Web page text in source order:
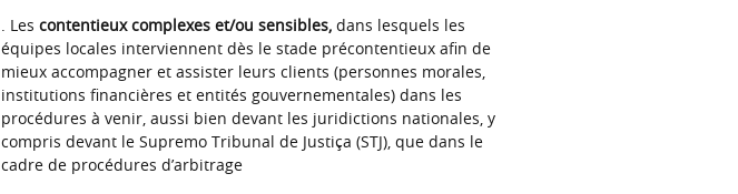
. Les contentieux complexes et/ou sensibles, dans lesquels les
équipes locales interviennent dès le stade précontentieux afin de
mieux accompagner et assister leurs clients (personnes morales,
institutions financières et entités gouvernementales) dans les
procédures à venir, aussi bien devant les juridictions nationales, y
compris devant le Supremo Tribunal de Justiça (STJ), que dans le
cadre de procédures d’arbitrage